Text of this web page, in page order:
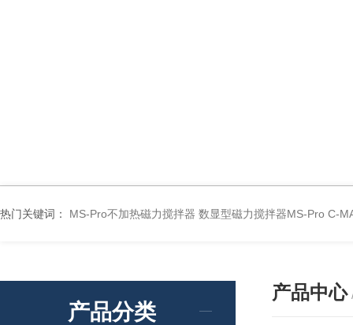
热门关键词： MS-Pro不加热磁力搅拌器 数显型磁力搅拌器MS-Pro C-
产品分类
产品中心